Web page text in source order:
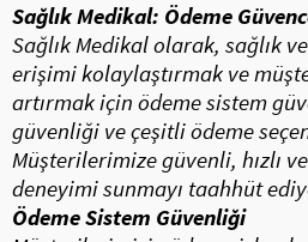
Sağlık Medikal: Ödeme
Sağlık Medikal olarak, sağlık
erişimi kolaylaştırmak ve
artırmak için ödeme sistem
güvenliği ve çeşitli ödeme
Müşterilerimize güvenli, hızlı
deneyimi sunmayı taahhüt
Ödeme Sistem Güvenliği